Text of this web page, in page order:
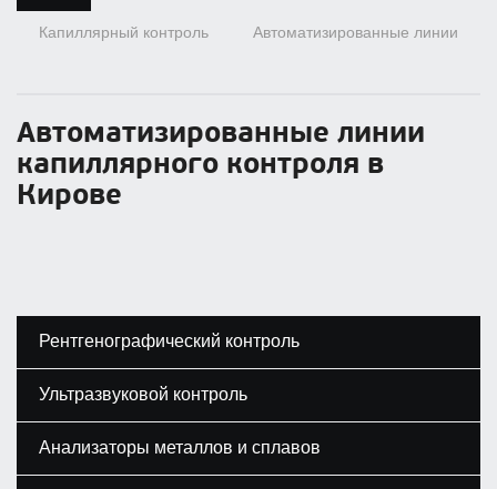
Капиллярный контроль Автоматизированные линии
Автоматизированные линии
капиллярного контроля в
Кирове
Рентгенографический контроль
Ультразвуковой контроль
Анализаторы металлов и сплавов